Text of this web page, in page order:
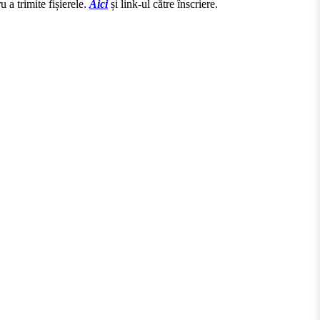
a trimite fișierele. Aiciși link-ul către înscriere.